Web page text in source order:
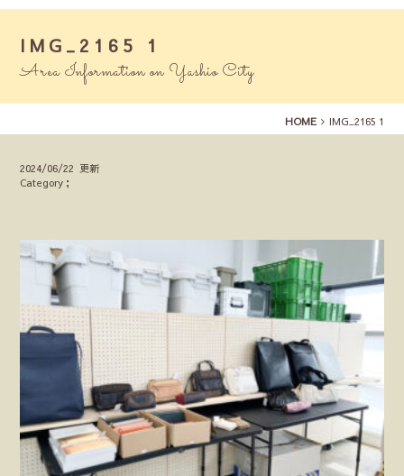
IMG_2165 1
Area Information on Yashio City
HOME IMG_2165 1
2024/06/22 更新
Category；